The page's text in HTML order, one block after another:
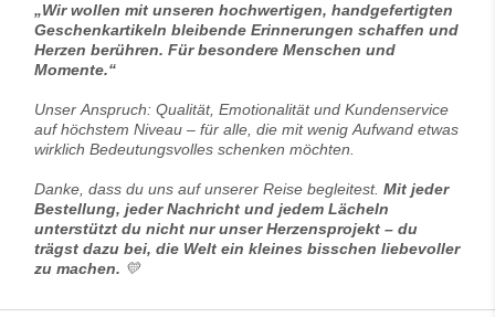
„Wir wollen mit unseren hochwertigen, handgefertigten
Geschenkartikeln bleibende Erinnerungen schaffen und
Herzen berühren. Für besondere Menschen und
Momente.“
Unser Anspruch: Qualität, Emotionalität und Kundenservice
auf höchstem Niveau – für alle, die mit wenig Aufwand etwas
wirklich Bedeutungsvolles schenken möchten.
Danke, dass du uns auf unserer Reise begleitest. Mit jeder
Bestellung, jeder Nachricht und jedem Lächeln
unterstützt du nicht nur unser Herzensprojekt – du
trägst dazu bei, die Welt ein kleines bisschen liebevoller
zu machen. 💛